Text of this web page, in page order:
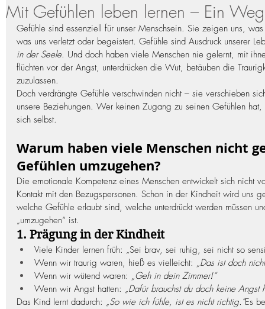
Mit Gefühlen leben lernen – Ein
Gefühle sind essenziell für unser Menschsein. Sie zeigen uns,
was uns verletzt oder begeistert. Gefühle sind Ausdruck unserer
in der Seele. Und doch haben viele Menschen nie gelernt, mit
flüchten vor der Angst, unterdrücken die Wut, betäuben die
zuzulassen.
Doch verdrängte Gefühle verschwinden nicht – sie verschieben
unsere Beziehungen. Wer keinen Zugang zu seinen Gefühlen
sich selbst.
Warum haben viele Menschen nicht
Gefühlen umzugehen?
Die emotionale Kompetenz eines Menschen entwickelt sich nicht
Kontakt mit den Bezugspersonen. Schon in der Kindheit wird uns
welche Gefühle erlaubt sind, welche unterdrückt werden müssen
„umzugehen“ ist.
1. Prägung in der Kindheit
Viele Kinder lernen früh: „Sei brav, sei ruhig, sei nicht so
Wenn wir traurig waren, hieß es vielleicht: „Das ist doch
Wenn wir wütend waren: „Geh in dein Zimmer!“
Wenn wir Angst hatten: „Dafür brauchst du doch keine Angst
Das Kind lernt dadurch: „So wie ich fühle, ist es nicht richtig.“Es